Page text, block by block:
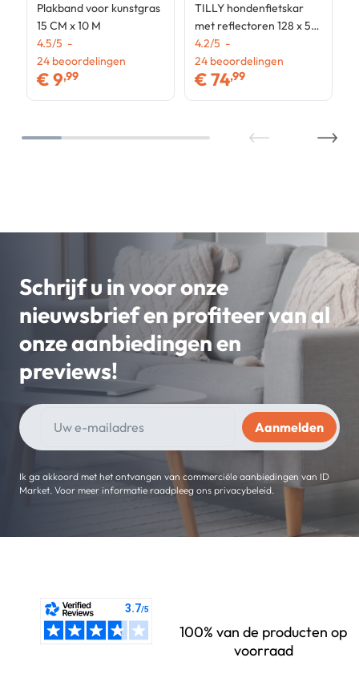
Plakband voor kunstgras
15 CM x 10 M
4.5/5 -
24 beoordelingen
€9,99
TILLY hondenfietskar
met reflectoren 128 x 52
x 102 cm voor huisdieren
4.2/5 -
24 beoordelingen
€74,99
Schrijf u in voor onze
nieuwsbrief en profiteer van al
onze aanbiedingen en
previews!
Ik ga akkoord met het ontvangen van commerciële aanbiedingen van ID
Market. Voor meer informatie raadpleeg ons privacybeleid.
100% van de producten op
voorraad